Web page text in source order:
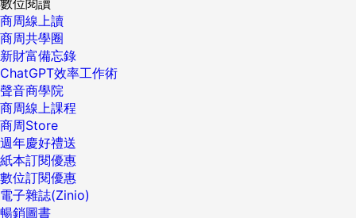
商周線上讀
商周共學圈
新財富備忘錄
ChatGPT效率工作術
聲音商學院
商周線上課程
商周Store
週年慶好禮送
紙本訂閱優惠
數位訂閱優惠
電子雜誌(Zinio)
暢銷圖書